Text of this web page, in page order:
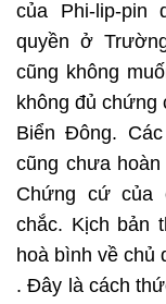
của Phi-lip-pin
quyền ở
cũng không
không đủ
Biển Đông.
cũng chưa
Chứng cứ của
chắc. Kịch bản
hoà bình về chủ
. Đây là cách